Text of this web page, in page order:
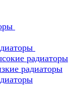
радиаторы
радиаторы